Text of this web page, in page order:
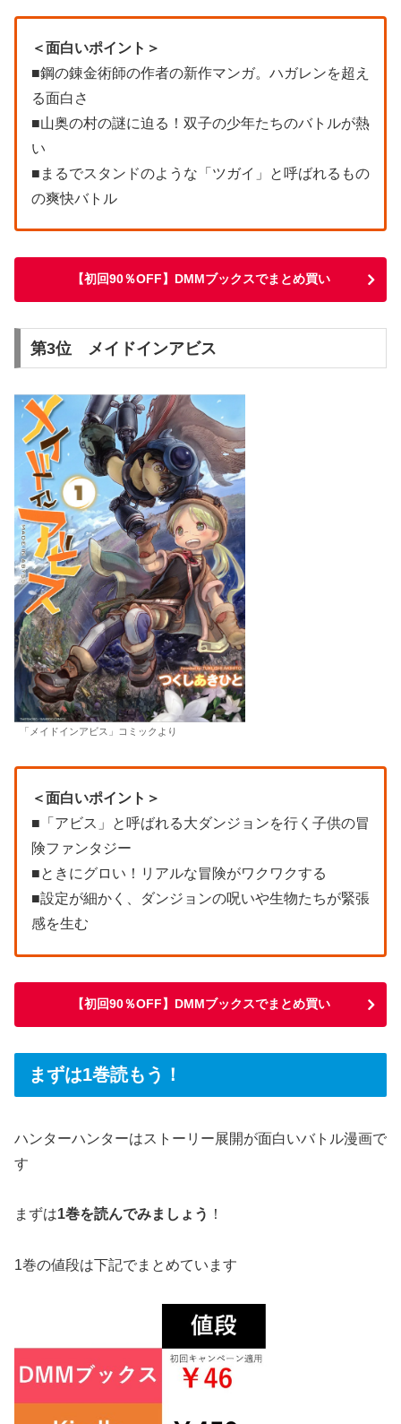
＜面白いポイント＞
■鋼の錬金術師の作者の新作マンガ。ハガレンを超え
る面白さ
■山奥の村の謎に迫る！双子の少年たちのバトルが熱
い
■まるでスタンドのような「ツガイ」と呼ばれるもの
の爽快バトル
【初回90％OFF】DMMブックスでまとめ買い
第3位 メイドインアビス
「メイドインアビス」コミックより
＜面白いポイント＞
■「アビス」と呼ばれる大ダンジョンを行く子供の冒
険ファンタジー
■ときにグロい！リアルな冒険がワクワクする
■設定が細かく、ダンジョンの呪いや生物たちが緊張
感を生む
【初回90％OFF】DMMブックスでまとめ買い
まずは1巻読もう！
ハンターハンターはストーリー展開が面白いバトル漫画で
す
まずは1巻を読んでみましょう ！
1巻の値段は下記でまとめています